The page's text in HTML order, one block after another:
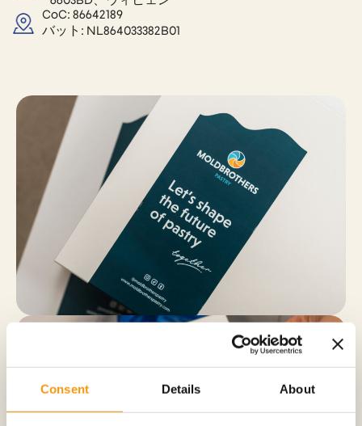
Consent Details About
CoC: 86642189
バット: NL864033382B01